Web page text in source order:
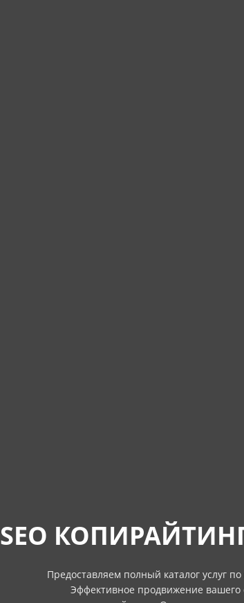
SEO КОПИРАЙТИНГ
Предоставляем полный каталог услуг
Эффективное продвижение